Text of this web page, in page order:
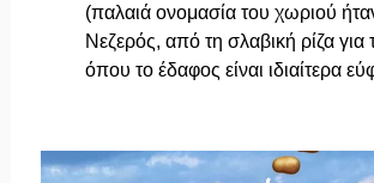
(παλαιά ονομασία του χωριού
Νεζερός, από τη σλαβική ρίζα για
όπου το έδαφος είναι ιδιαίτερα